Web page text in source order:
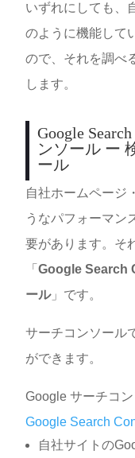
いずれにしても、
のように機能して
ので、それを調べ
します。
Google
ンソール ー
ール
自社ホームページ
うなパフォーマン
要があります。そ
「Google Search
ール」です。
サーチコンソール
ができます。
Google サーチコ
Google Search
自社サイトの